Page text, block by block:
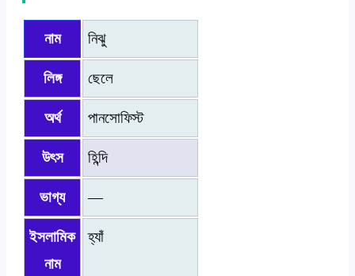
নাম নিঝু
লিঙ্গ ছেলে
অর্থ পানসোফিস্ট
উৎস হিন্দি
ভাগ্য —
ইসলামিক
নাম
হ্যাঁ